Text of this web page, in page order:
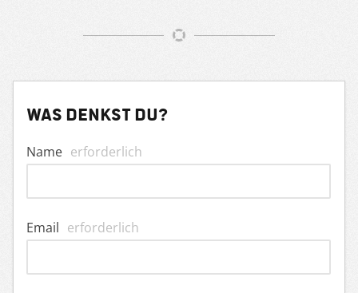
Was denkst du?
Name erforderlich
Email erforderlich